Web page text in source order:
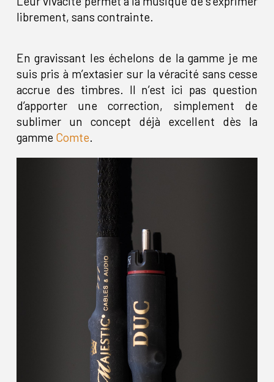
librement, sans contrainte.
En gravissant les échelons de la gamme je me
suis pris à m’extasier sur la véracité sans cesse
accrue des timbres. Il n’est ici pas question
d’apporter une correction, simplement de
sublimer un concept déjà excellent dès la
gamme Comte.